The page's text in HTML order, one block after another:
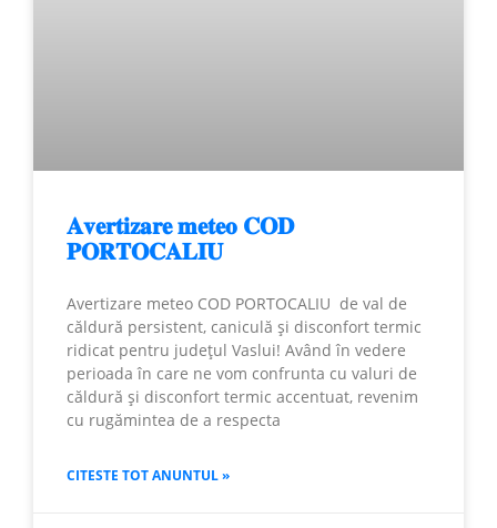
𝐀𝐯𝐞𝐫𝐭𝐢𝐳𝐚𝐫𝐞 𝐦𝐞𝐭𝐞𝐨 𝐂𝐎𝐃
𝐏𝐎𝐑𝐓𝐎𝐂𝐀𝐋𝐈𝐔
Avertizare meteo COD PORTOCALIU de val de
căldură persistent, caniculă și disconfort termic
ridicat pentru județul Vaslui! Având în vedere
perioada în care ne vom confrunta cu valuri de
căldură și disconfort termic accentuat, revenim
cu rugămintea de a respecta
CITESTE TOT ANUNTUL »